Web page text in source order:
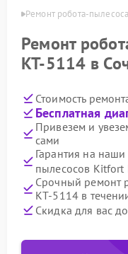
Ремонт робота-
Ремонт
КТ-5114 в
Стоимость
Бесплатная
Привезем и
сами
Гарантия на
пылесосов
Срочный ремонт
КТ-5114 в
Скидка для вас до